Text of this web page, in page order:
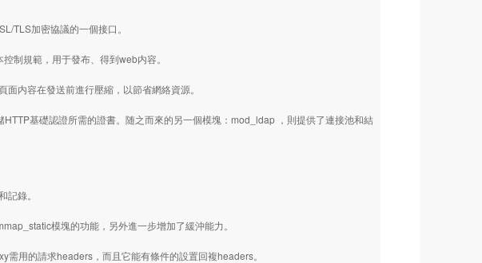
加密協議的一個接口。
規範，用于發布、得到web内容。
内容在發送前進行壓縮，以節省網絡資源。
基礎認證所需的證書。随之而來的另一個模塊：mod_ldap ，則提供了連接池和結
錄。
模塊的功能，另外進一步增加了緩沖能力。
用的請求headers，而且它能有條件的設置回複headers。